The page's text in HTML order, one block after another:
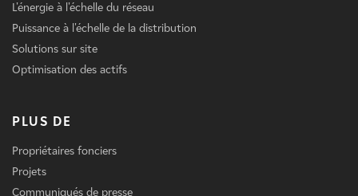
L'énergie à l'échelle du réseau
Puissance à l'échelle de la distribution
Solutions sur site
Optimisation des actifs
PLUS DE
Propriétaires fonciers
Projets
Communiqués de presse